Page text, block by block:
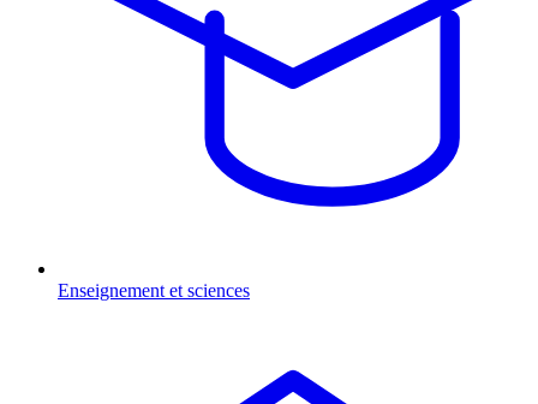
Enseignement et sciences